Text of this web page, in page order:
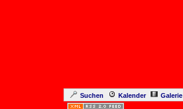
Suchen Kalender Galerie